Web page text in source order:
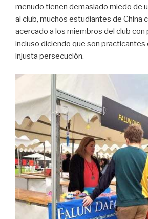
menudo tienen demasiado miedo de
al club, muchos estudiantes de China
acercado a los miembros del club
incluso diciendo que son practicantes
injusta persecución.